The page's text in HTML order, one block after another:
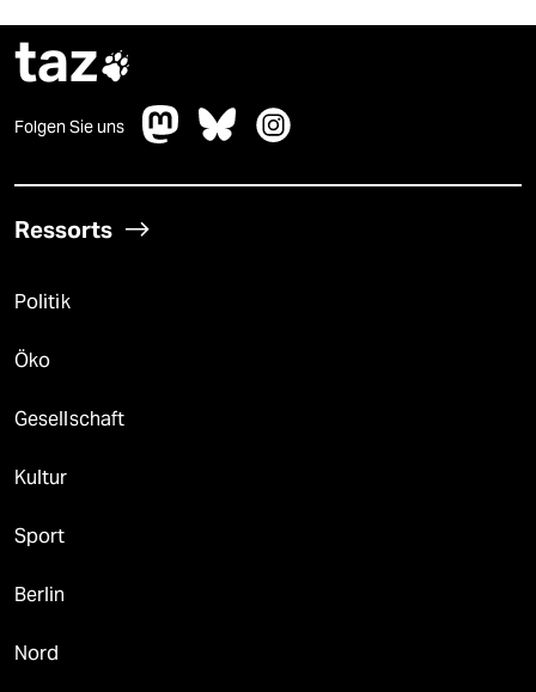
taz
Folgen Sie uns
Ressorts
Politik
Öko
Gesellschaft
Kultur
Sport
Berlin
Nord